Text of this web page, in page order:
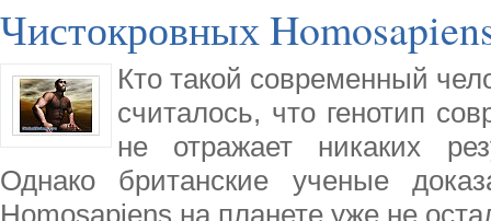
Чистокровных
Кто такой современный
считалось, что генотип
не отражает никаких
Однако британские ученые
Homosapiens на планете уже не